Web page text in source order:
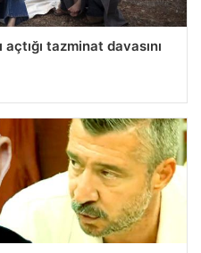
tazminat davasını